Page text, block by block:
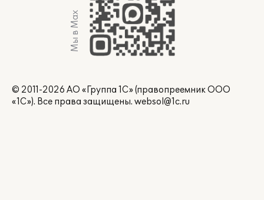
Мы в Max
© 2011-2026 АО «Группа 1С» (правопреемник ООО
«1С»). Все права защищены. websol@1c.ru